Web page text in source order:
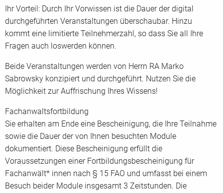
Ihr Vorteil: Durch Ihr Vorwissen ist die Dauer der digital
durchgeführten Veranstaltungen überschaubar. Hinzu
kommt eine limitierte Teilnehmerzahl, so dass Sie all Ihre
Fragen auch loswerden können.
Beide Veranstaltungen werden von Herrn RA Marko
Sabrowsky konzipiert und durchgeführt. Nutzen Sie die
Möglichkeit zur Auffrischung Ihres Wissens!
Fachanwaltsfortbildung
Sie erhalten am Ende eine Bescheinigung, die Ihre Teilnahme
sowie die Dauer der von Ihnen besuchten Module
dokumentiert. Diese Bescheinigung erfüllt die
Voraussetzungen einer Fortbildungsbescheinigung für
Fachanwält* innen nach § 15 FAO und umfasst bei einem
Besuch beider Module insgesamt 3 Zeitstunden. Die